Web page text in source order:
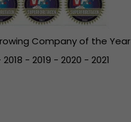
Company of the Year
2018 - 2019 - 2020 - 2021